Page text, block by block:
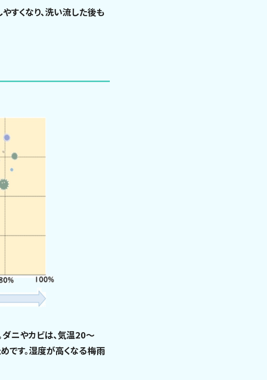
すくなり、洗い流した後も
ニやカビは、気温20〜
す。湿度が高くなる梅雨